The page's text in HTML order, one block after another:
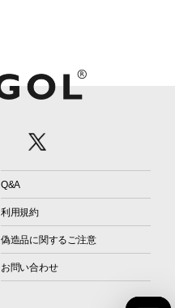
Q&A
利用規約
偽造品に関するご注意
お問い合わせ